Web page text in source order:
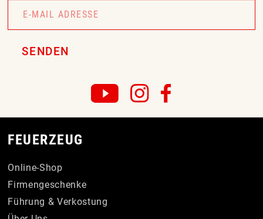
Signup
SENDEN
FEUERZEUG
Online-Shop
Firmengeschenke
Führung & Verkostung